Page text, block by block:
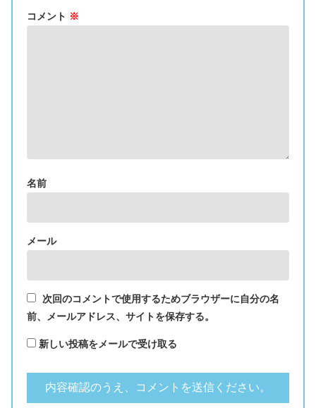
コメント ※
名前
メール
次回のコメントで使用するためブラウザーに自分の名
前、メールアドレス、サイトを保存する。
新しい投稿をメールで受け取る